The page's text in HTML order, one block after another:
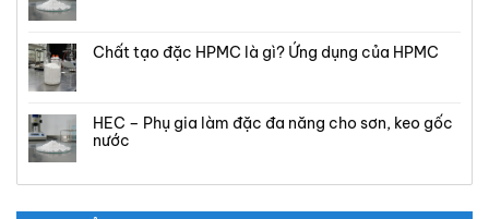
Chất tạo đặc HPMC là gì? Ứng dụng của HPMC
HEC – Phụ gia làm đặc đa năng cho sơn, keo gốc
nước